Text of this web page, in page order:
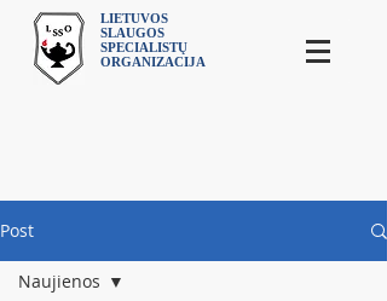
LIETUVOS
SLAUGOS
SPECIALISTŲ
ORGANIZACIJA
Post
Naujienos